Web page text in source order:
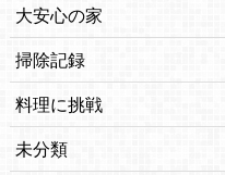
大安心の家
掃除記録
料理に挑戦
未分類